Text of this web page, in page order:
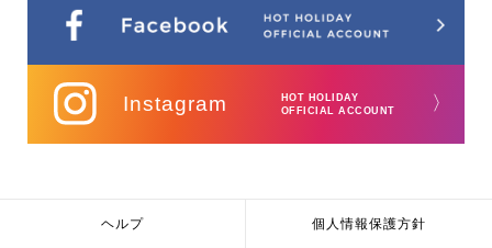
Instagram
HOT HOLIDAY
OFFICIAL ACCOUNT
〉
ヘルプ 個人情報保護方針